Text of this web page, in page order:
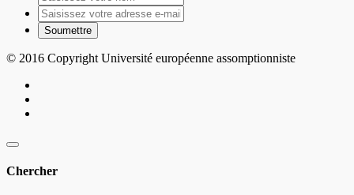
© 2016 Copyright Université européenne assomptionniste
Chercher